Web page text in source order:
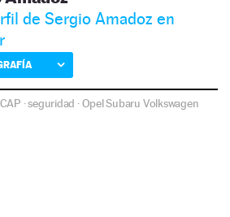
de Sergio Amadoz en
·seguridad ·OpelSubaru Volkswagen